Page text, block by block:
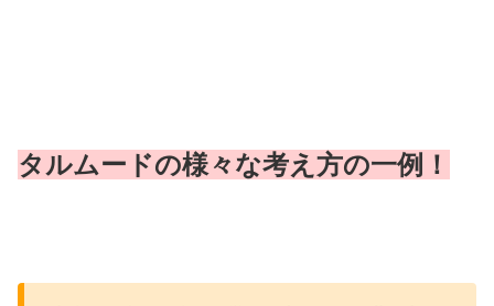
タルムードの様々な考え方の一例！